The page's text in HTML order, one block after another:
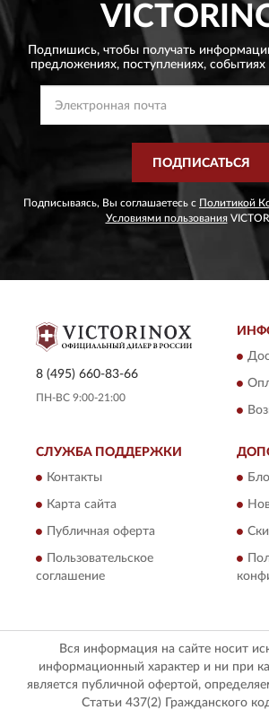
Подпишись, чтобы получать
предложениях, поступлениях,
ПОДПИСАТЬСЯ
Подписываясь, Вы соглашаетесь с Политикой
Условиями пользования
8 (495) 660-83-66
ПН-ВС 9:00-21:00
СЛУЖБА ПОДДЕРЖКИ
Контакты
Карта сайта
Публичная оферта
Пользовательское
соглашение
Вся информация на сайте носит
информационный характер и ни при
является публичной офертой,
Статьи 437(2) Гражданского